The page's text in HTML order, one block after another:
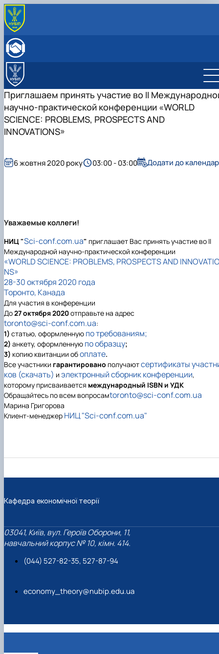
Навчально-наукова лабораторія
програми та ЕНК
Аспіранти кафедри
МІЖНАРОДНА ДІЯЛЬНІСТЬ
СТУДЕНТСЬКИЙ ГУРТОК
МІЖНАРОДНІ НАУКОВО-ПРАКТИЧНІ КОНФЕРЕНЦІЇ
Приглашаем принять участие во II
научно-практической конференции «WORLD
SCIENCE: PROBLEMS, PROSPECTS AND
INNOVATIONS»
Уважаемые коллеги!
НИЦ "Sci-conf.com.ua" приглашает Вас принять участие во II
Международной научно-практической конференции
«WORLD SCIENCE: PROBLEMS, PROSPECTS AND
NS»
28-30 октября 2020 года
Торонто, Канада
Для участия в конференции
До27 октября 2020отправьте на адрес
toronto@sci-conf.com.ua:
1) статью, оформленную по требованиям;
2) анкету, оформленную по образцу;
3) копию квитанции обоплате.
Все участники гарантировано получаютсертификаты
ков (скачать) и электронный сборник конференции,
которому присваивается международный ISBN и УДК
Обращайтесь по всем вопросамtoronto@sci-conf.com.ua
Марина Григорова
Клиент-менеджер НИЦ "Sci-conf.com.ua"
6 жовтня 2020 року 03:00 - 03:00 Додати до
Кафедра економічної теорії
03041, Київ, вул. Героїв Оборони, 11,
навчальний корпус № 10, кімн. 414.
(044) 527-82-35, 527-87-94
economy_theory@nubip.edu.ua